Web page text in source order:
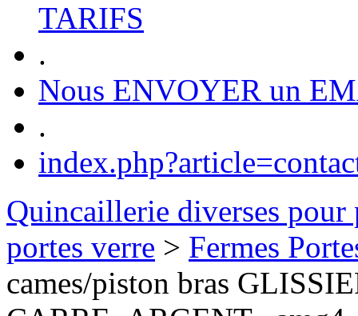
TARIFS
.
Nous ENVOYER un
.
Quincaillerie diverses pour
portes verre > Fermes
cames/piston bras